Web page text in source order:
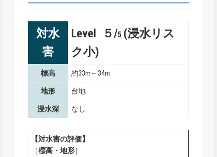
対水
害
Level ５/5 (浸水リス
ク小)
標高 約33m～34m
地形 台地
浸水深 なし
【対水害の評価】
［標高・地形］